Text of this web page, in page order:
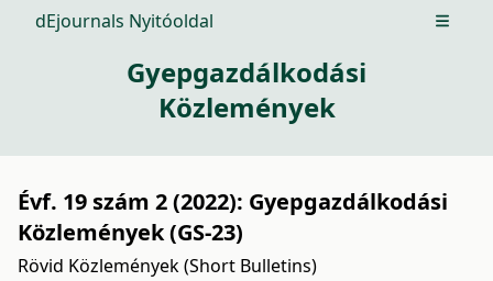
dEjournals Nyitóoldal Open
Gyepgazdálkodási
Közlemények
Évf. 19 szám 2 (2022): Gyepgazdálkodási
Közlemények (GS-23)
Rövid Közlemények (Short Bulletins)